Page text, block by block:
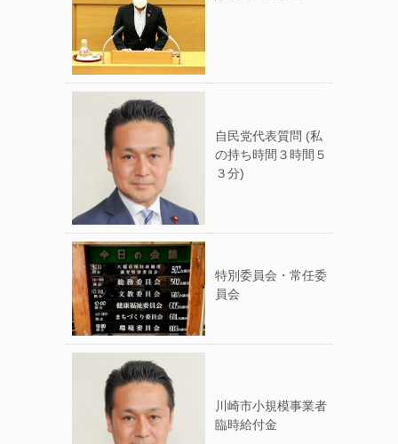
自民党代表質問 (私
の持ち時間３時間５
３分)
特別委員会・常任委
員会
川崎市小規模事業者
臨時給付金